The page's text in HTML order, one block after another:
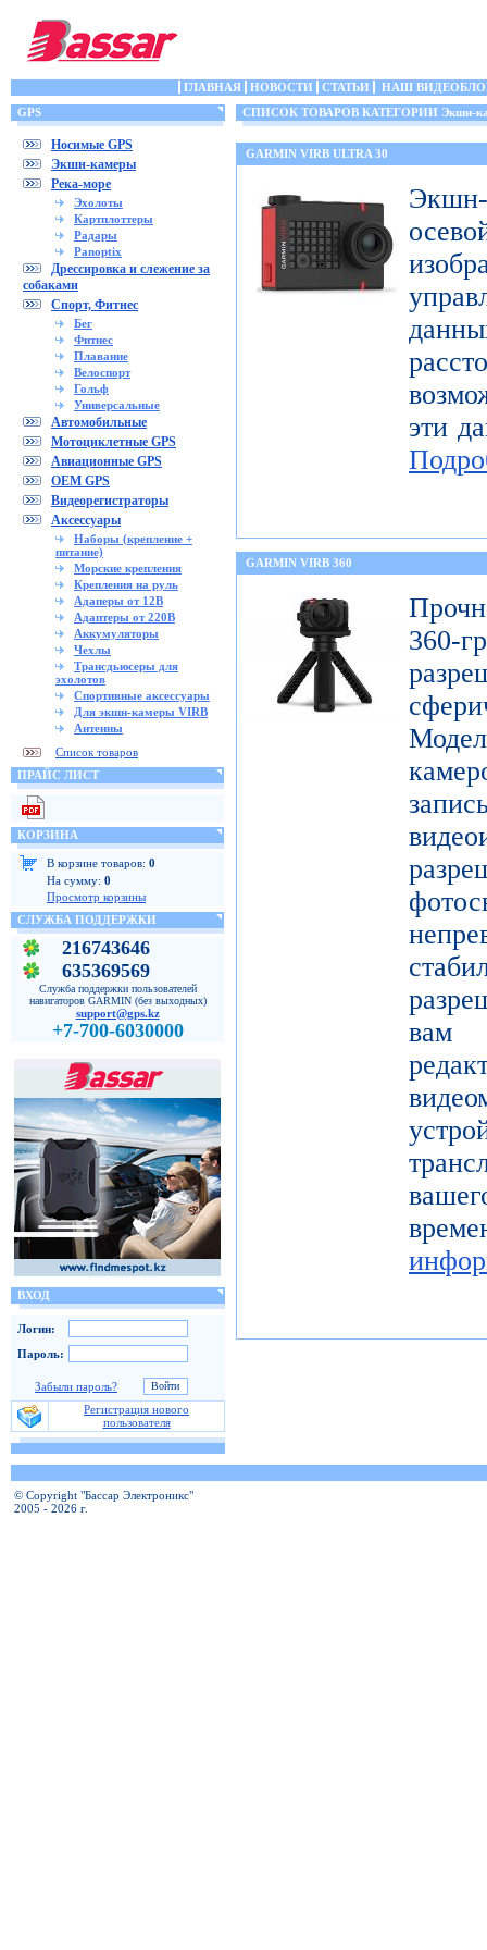
ГЛАВНАЯ НОВОСТИ СТАТЬИ
НАШ
GPS
Носимые GPS
Экшн-камеры
Река-море
Эхолоты
Картплоттеры
Радары
Panoptix
Дрессировка и слежение за
собаками
Спорт, Фитнес
Бег
Фитнес
Плавание
Велоспорт
Гольф
Универсальные
Автомобильные
Мотоциклетные GPS
Авиационные GPS
OEM GPS
Видеорегистраторы
Аксессуары
Наборы (крепление +
питание)
Морские крепления
Крепления на руль
Адаперы от 12В
Адаптеры от 220В
Аккумуляторы
Чехлы
Трансдьюсеры для
эхолотов
Спортивные аксессуары
Для экшн-камеры VIRB
Антенны
Список товаров
ПРАЙС ЛИСТ
КОРЗИНА
В корзине товаров: 0
На сумму: 0
Просмотр корзины
СЛУЖБА ПОДДЕРЖКИ
216743646
635369569
Служба поддержки пользователей
навигаторов GARMIN (без выходных)
support@gps.kz
+7-700-6030000
ВХОД
Логин:
Пароль:
Забыли пароль?
Регистрация нового
пользователя
СПИСОК ТОВАРОВ КАТЕГОРИИ Экшн-
GARMIN VIRB ULTRA 30
эти
GARMIN VIRB 360
вам
© Copyright "Бассар Электроникс"
2005 - 2026 г.